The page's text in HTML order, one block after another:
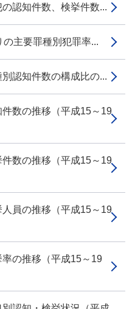
認知件数、検挙件数...
主要罪種別犯罪率...
認知件数の構成比の...
数の推移（平成15～19
数の推移（平成15～19
員の推移（平成15～19
の推移（平成15～19